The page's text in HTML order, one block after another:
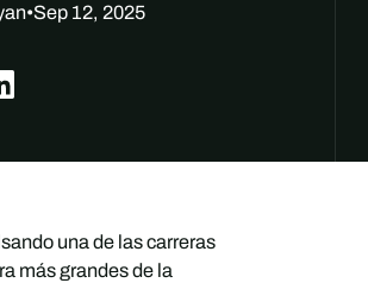
•Sep 12, 2025
una de las carreras
más grandes de la